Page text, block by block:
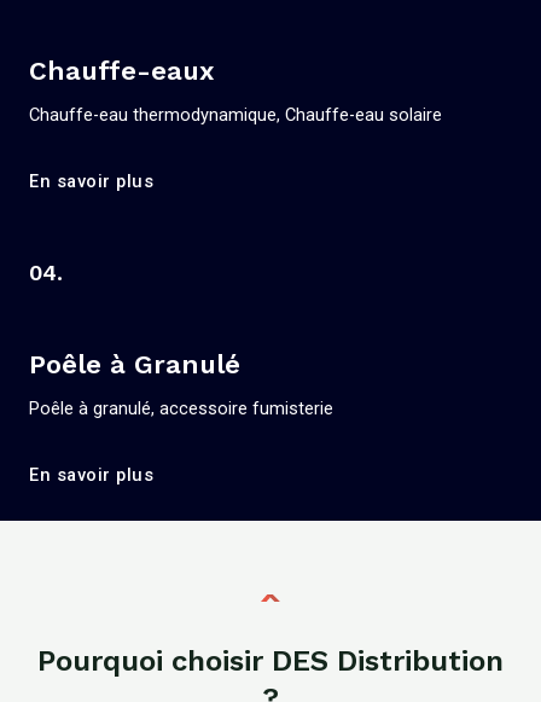
Chauffe-eaux
Chauffe-eau thermodynamique, Chauffe-eau solaire
En savoir plus
04.
Poêle à Granulé
Poêle à granulé, accessoire fumisterie
En savoir plus
Pourquoi choisir DES Distribution